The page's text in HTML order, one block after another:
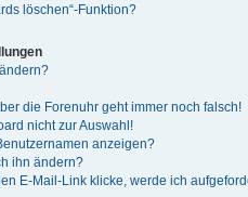
löschen“-Funktion?
die Forenuhr geht immer noch falsch!
nicht zur Auswahl!
anzeigen?
ihn ändern?
E-Mail-Link klicke, werde ich